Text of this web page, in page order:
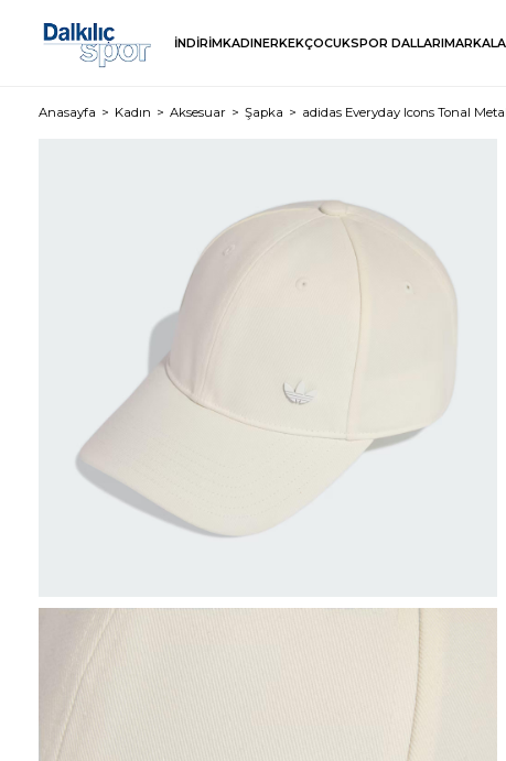
İNDİRİMKADINERKEKÇOCUKSPOR DALLARI
Anasayfa Kadın Aksesuar Şapka adidas Everyday Icons Tonal